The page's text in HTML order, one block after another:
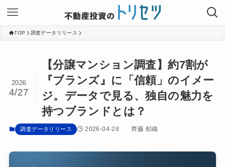
TOP 調査データリリース
【分譲マンション調査】約7割が
『ブランズ』に「信頼」のイメー
ジ。データで見る、独自の魅力を
持つブランドとは？
2026
4/27
調査データリリース 2026-04-28 齊藤 郁織